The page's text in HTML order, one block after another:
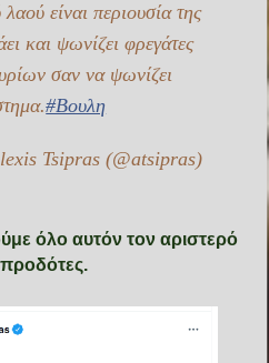
είναι περιουσία της
και ψωνίζει φρεγάτες
σαν να ψωνίζει
#Βουλη
Tsipras (@atsipras)
όλο αυτόν τον αριστερό